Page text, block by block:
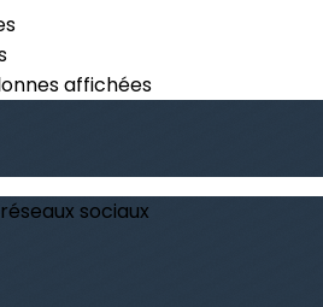
affichées
sociaux